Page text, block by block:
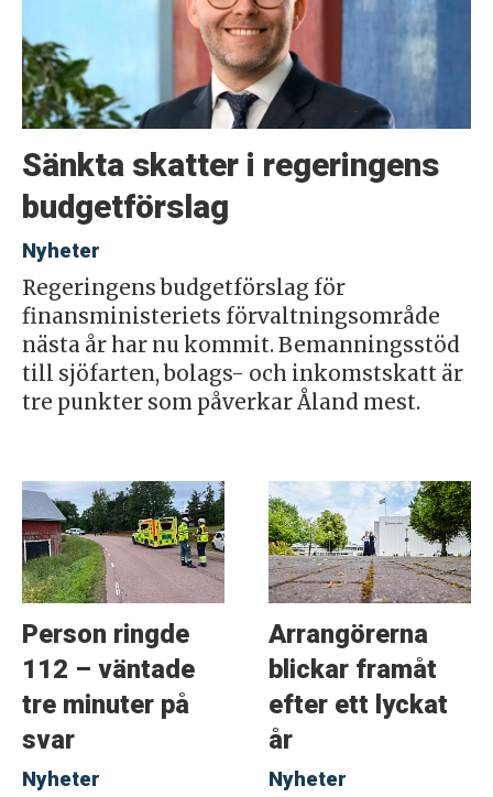
Sänkta skatter i regeringens
budgetförslag
Nyheter
Regeringens budgetförslag för
finansministeriets förvaltningsområde
nästa år har nu kommit. Bemanningsstöd
till sjöfarten, bolags- och inkomstskatt är
tre punkter som påverkar Åland mest.
Person ringde
112 – väntade
tre minuter på
svar
Nyheter
Arrangörerna
blickar framåt
efter ett lyckat
år
Nyheter